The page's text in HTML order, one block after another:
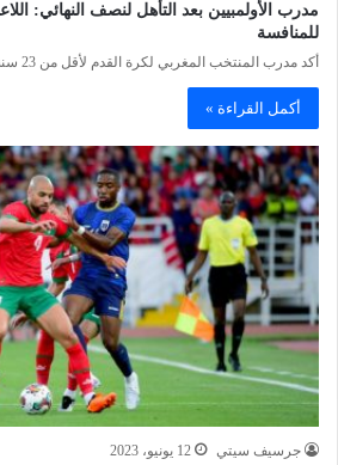
مدرب الأولمبيين بعد التأهل لنصف النهائي:
للمنافسة
أكد مدرب المنتخب المغربي لكرة القدم لأقل من 23 سنة…
أكمل القراءة »
جرسيف سيتي 12 يونيو، 2023